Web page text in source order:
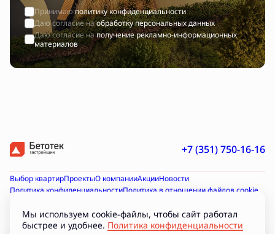
Принимаюполитику конфиденциальности
Даю согласие наобработку персональных данных
Даю согласие наполучение рекламно-информационных
материалов
+7 (351) 750-16-16
Выбор квартирПроектыО компанииАкцииНовости
Политика конфиденциальностиПолитика в отношении файлов cookie
Согласие на обработку персональных данных
Проектная декларация на наш.дом.рф ДокументыПодборки
Мы используем cookie-файлы, чтобы сайт работал
быстрее и удобнее. Политика конфиденциальности